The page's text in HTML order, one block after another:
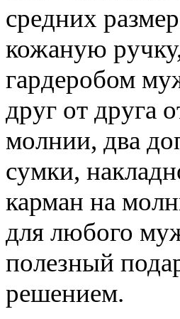
средних
кожаную
гардеробом
друг от друга
молнии, два
сумки,
карман на
для любого
полезный
решением.